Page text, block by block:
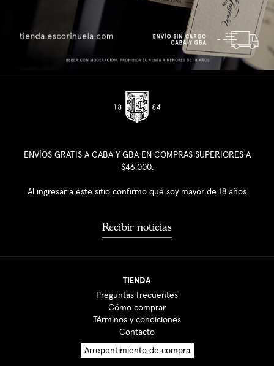
ENVÍOS GRATIS A CABA Y GBA EN COMPRAS SUPERIORES A
$46.000.
Al ingresar a este sitio confirmo que soy mayor de 18 años
Recibir noticias
TIENDA
Preguntas frecuentes
Cómo comprar
Términos y condiciones
Contacto
Arrepentimiento de compra